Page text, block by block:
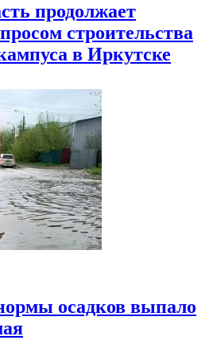
продолжает
строительства
в Иркутске
осадков выпало